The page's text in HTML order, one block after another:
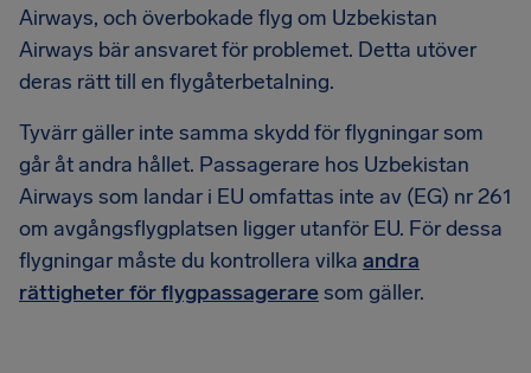
Airways, och överbokade flyg om Uzbekistan
Airways bär ansvaret för problemet. Detta utöver
deras rätt till en flygåterbetalning.
Tyvärr gäller inte samma skydd för flygningar som
går åt andra hållet. Passagerare hos Uzbekistan
Airways som landar i EU omfattas inte av (EG) nr 261
om avgångsflygplatsen ligger utanför EU. För dessa
flygningar måste du kontrollera vilka andra
rättigheter för flygpassageraresom gäller.